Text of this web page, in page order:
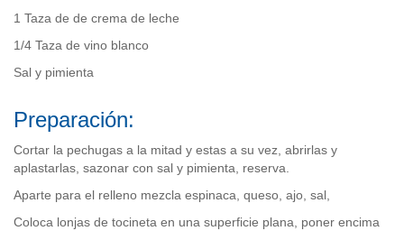
1 Taza de de crema de leche
1/4 Taza de vino blanco
Sal y pimienta
Preparación:
Cortar la pechugas a la mitad y estas a su vez, abrirlas y
aplastarlas, sazonar con sal y pimienta, reserva.
Aparte para el relleno mezcla espinaca, queso, ajo, sal,
Coloca lonjas de tocineta en una superficie plana, poner encima